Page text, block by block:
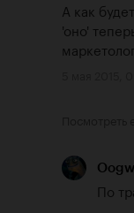
А как
'оно'
По